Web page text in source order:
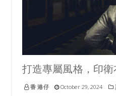
打造專屬風格，印
香 港仔 October 29, 2024